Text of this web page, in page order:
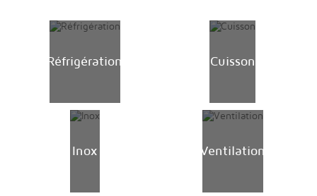
Réfrigération Cuisson
Inox Ventilation